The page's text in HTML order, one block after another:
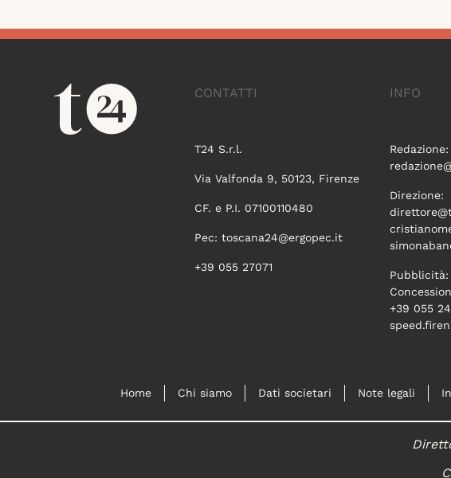
CONTATTI
T24 S.r.l.
Via Valfonda 9, 50123, Firenze
CF. e P.I. 07100110480
Pec: toscana24@ergopec.it
+39 055 27071
INFO
Redazione:
Direzione:
Pubblicità:
+39 055
Home Chi siamo Dati societari Note legali